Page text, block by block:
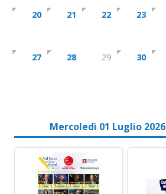
20 21 22 23
27 28 29 30
Mercoledì 01 Luglio 2026